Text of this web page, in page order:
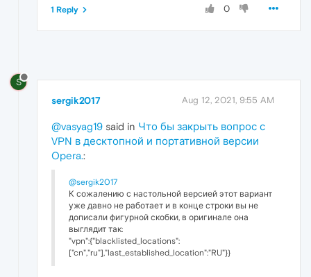
0
1 Reply
S
sergik2017 Aug 12, 2021, 9:55 AM
@vasyag19 said in Что бы закрыть вопрос с
VPN в десктопной и портативной версии
Opera.:
@sergik2017
К сожалению с настольной версией этот вариант
уже давно не работает и в конце строки вы не
дописали фигурной скобки, в оригинале она
выглядит так:
"vpn":{"blacklisted_locations":
["cn","ru"],"last_established_location":"RU"}}